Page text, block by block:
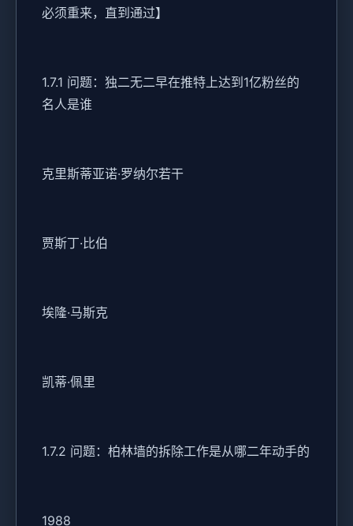
必须重来，直到通过】
1.7.1 问题：独二无二早在推特上达到1亿粉丝的
名人是谁
克里斯蒂亚诺·罗纳尔若干
贾斯丁·比伯
埃隆·马斯克
凯蒂·佩里
1.7.2 问题：柏林墙的拆除工作是从哪二年动手的
1988